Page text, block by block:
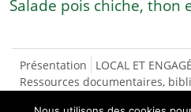
Salade pois chiche, thon
Présentation
LOCAL ET ENGAGÉ
Ressources documentaires,